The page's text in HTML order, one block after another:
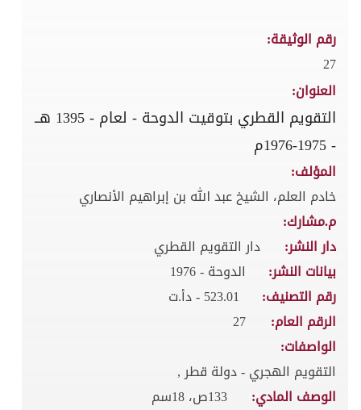
رقم الوثيقة:
27
العنوان:
التقويم القطري بتوقيت الدوحة - لعام - 1395 هــ
- 1975-1976م
المؤلف:
خادم العلم، الشيخ عبد الله بن إبراهيم الأنصاري
م.مشارك:
دار النشر:
دار التقويم القطري
بيانات النشر:
الدوحة - 1976
رقم التصنيف:
523.01 - دأ.ت
الرقم العام:
27
الواصفات:
التقويم الهجري - دولة قطر ,
الوصف المادي:
133ص، 18سم